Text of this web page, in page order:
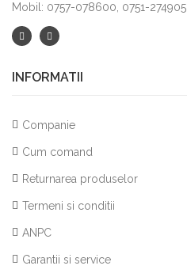
Mobil: 0757-078600, 0751-274905
INFORMATII
Companie
Cum comand
Returnarea produselor
Termeni si conditii
ANPC
Garantii si service